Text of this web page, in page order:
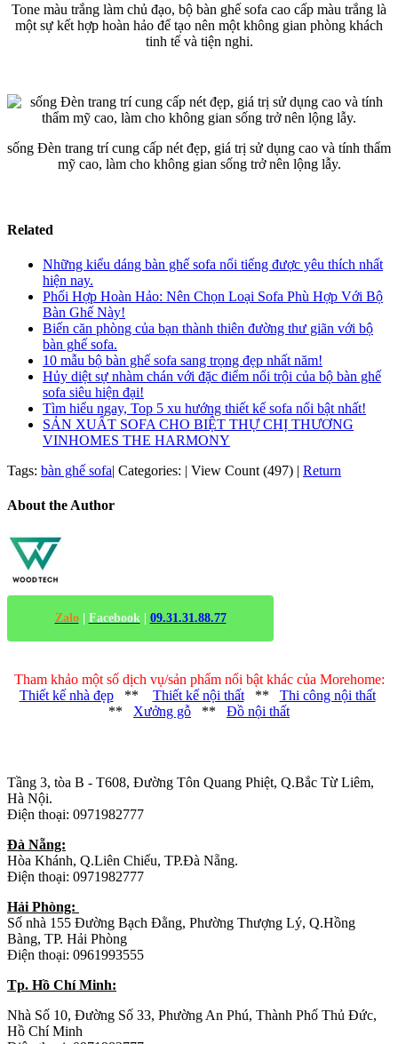
Tone màu trắng làm chủ đạo, bộ bàn ghế sofa cao cấp màu trắng là
một sự kết hợp hoàn hảo để tạo nên một không gian phòng khách
tinh tế và tiện nghi.
sống Đèn trang trí cung cấp nét đẹp, giá trị sử dụng cao và tính thẩm
mỹ cao, làm cho không gian sống trở nên lộng lẫy.
Related
Những kiểu dáng bàn ghế sofa nổi tiếng được yêu thích nhất
hiện nay.
Phối Hợp Hoàn Hảo: Nên Chọn Loại Sofa Phù Hợp Với Bộ
Bàn Ghế Này!
Biến căn phòng của bạn thành thiên đường thư giãn với bộ
bàn ghế sofa.
10 mẫu bộ bàn ghế sofa sang trọng đẹp nhất năm!
Hủy diệt sự nhàm chán với đặc điểm nổi trội của bộ bàn ghế
sofa siêu hiện đại!
Tìm hiểu ngay, Top 5 xu hướng thiết kế sofa nổi bật nhất!
SẢN XUẤT SOFA CHO BIỆT THỰ CHỊ THƯƠNG
VINHOMES THE HARMONY
Tags: bàn ghế sofa| Categories: | View Count (497) | Return
About the Author
Zalo| Facebook| 09.31.31.88.77
Tham khảo một số dịch vụ/sản phẩm nổi bật khác của Morehome:
Thiết kế nhà đẹp** Thiết kế nội thất** Thi công nội thất
** Xưởng gỗ ** Đồ nội thất
Tầng 3, tòa B - T608, Đường Tôn Quang Phiệt, Q.Bắc Từ Liêm,
Hà Nội.
Điện thoại: 0971982777
Đà Nẵng:
Hòa Khánh, Q.Liên Chiểu, TP.Đà Nẵng.
Điện thoại: 0971982777
Hải Phòng:
Số nhà 155 Đường Bạch Đằng, Phường Thượng Lý, Q.Hồng
Bàng, TP. Hải Phòng
Điện thoại: 0961993555
Tp. Hồ Chí Minh:
Nhà Số 10, Đường Số 33, Phường An Phú, Thành Phố Thủ Đức,
Hồ Chí Minh